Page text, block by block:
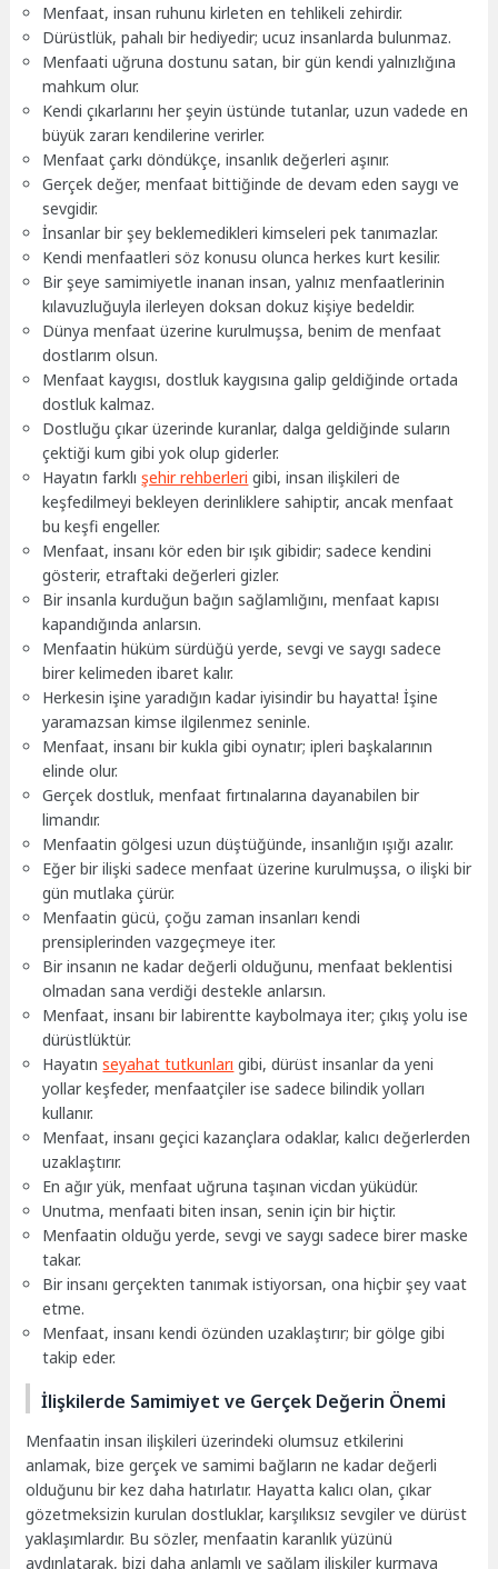
Menfaat, insan ruhunu kirleten en tehlikeli zehirdir.
Dürüstlük, pahalı bir hediyedir; ucuz insanlarda bulunmaz.
Menfaati uğruna dostunu satan, bir gün kendi yalnızlığına
mahkum olur.
Kendi çıkarlarını her şeyin üstünde tutanlar, uzun vadede en
büyük zararı kendilerine verirler.
Menfaat çarkı döndükçe, insanlık değerleri aşınır.
Gerçek değer, menfaat bittiğinde de devam eden saygı ve
sevgidir.
İnsanlar bir şey beklemedikleri kimseleri pek tanımazlar.
Kendi menfaatleri söz konusu olunca herkes kurt kesilir.
Bir şeye samimiyetle inanan insan, yalnız menfaatlerinin
kılavuzluğuyla ilerleyen doksan dokuz kişiye bedeldir.
Dünya menfaat üzerine kurulmuşsa, benim de menfaat
dostlarım olsun.
Menfaat kaygısı, dostluk kaygısına galip geldiğinde ortada
dostluk kalmaz.
Dostluğu çıkar üzerinde kuranlar, dalga geldiğinde suların
çektiği kum gibi yok olup giderler.
Hayatın farklışehir rehberleri gibi, insan ilişkileri de
keşfedilmeyi bekleyen derinliklere sahiptir, ancak menfaat
bu keşfi engeller.
Menfaat, insanı kör eden bir ışık gibidir; sadece kendini
gösterir, etraftaki değerleri gizler.
Bir insanla kurduğun bağın sağlamlığını, menfaat kapısı
kapandığında anlarsın.
Menfaatin hüküm sürdüğü yerde, sevgi ve saygı sadece
birer kelimeden ibaret kalır.
Herkesin işine yaradığın kadar iyisindir bu hayatta! İşine
yaramazsan kimse ilgilenmez seninle.
Menfaat, insanı bir kukla gibi oynatır; ipleri başkalarının
elinde olur.
Gerçek dostluk, menfaat fırtınalarına dayanabilen bir
limandır.
Menfaatin gölgesi uzun düştüğünde, insanlığın ışığı azalır.
Eğer bir ilişki sadece menfaat üzerine kurulmuşsa, o ilişki bir
gün mutlaka çürür.
Menfaatin gücü, çoğu zaman insanları kendi
prensiplerinden vazgeçmeye iter.
Bir insanın ne kadar değerli olduğunu, menfaat beklentisi
olmadan sana verdiği destekle anlarsın.
Menfaat, insanı bir labirentte kaybolmaya iter; çıkış yolu ise
dürüstlüktür.
Hayatınseyahat tutkunları gibi, dürüst insanlar da yeni
yollar keşfeder, menfaatçiler ise sadece bilindik yolları
kullanır.
Menfaat, insanı geçici kazançlara odaklar, kalıcı değerlerden
uzaklaştırır.
En ağır yük, menfaat uğruna taşınan vicdan yüküdür.
Unutma, menfaati biten insan, senin için bir hiçtir.
Menfaatin olduğu yerde, sevgi ve saygı sadece birer maske
takar.
Bir insanı gerçekten tanımak istiyorsan, ona hiçbir şey vaat
etme.
Menfaat, insanı kendi özünden uzaklaştırır; bir gölge gibi
takip eder.
İlişkilerde Samimiyet ve Gerçek Değerin Önemi
Menfaatin insan ilişkileri üzerindeki olumsuz etkilerini
anlamak, bize gerçek ve samimi bağların ne kadar değerli
olduğunu bir kez daha hatırlatır. Hayatta kalıcı olan, çıkar
gözetmeksizin kurulan dostluklar, karşılıksız sevgiler ve dürüst
yaklaşımlardır. Bu sözler, menfaatin karanlık yüzünü
aydınlatarak, bizi daha anlamlı ve sağlam ilişkiler kurmaya